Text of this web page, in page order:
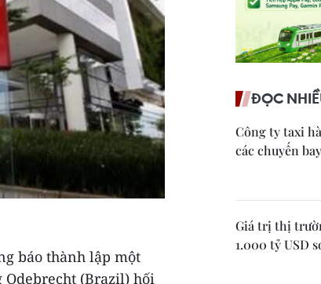
báo thành lập một
(Brazil) hối
ĐỌC
Công ty taxi
các chuyến
Giá trị thị
1.000 tỷ USD